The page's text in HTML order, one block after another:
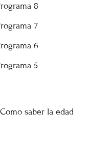
8
7
6
5
Como saber la edad